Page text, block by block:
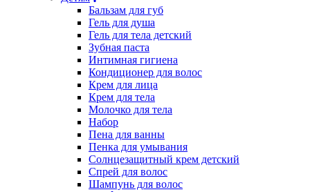
Бальзам для губ
Гель для душа
Гель для тела детский
Зубная паста
Интимная гигиена
Кондиционер для волос
Крем для лица
Крем для тела
Молочко для тела
Набор
Пена для ванны
Пенка для умывания
Солнцезащитный крем детский
Спрей для волос
Шампунь для волос